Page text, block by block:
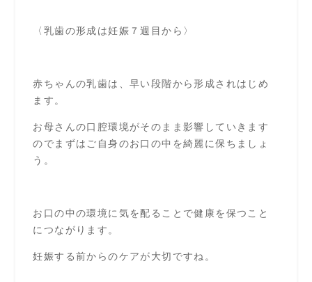
〈乳歯の形成は妊娠７週目から〉
赤ちゃんの乳歯は、早い段階から形成されはじめ
ます。
お母さんの口腔環境がそのまま影響していきます
のでまずはご自身のお口の中を綺麗に保ちましょ
う。
お口の中の環境に気を配ることで健康を保つこと
につながります。
妊娠する前からのケアが大切ですね。